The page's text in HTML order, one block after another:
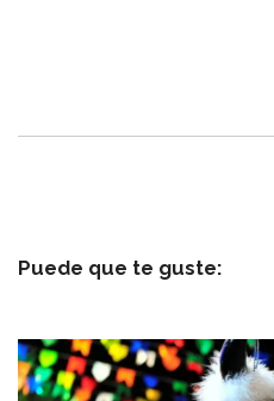
Puede que te guste: